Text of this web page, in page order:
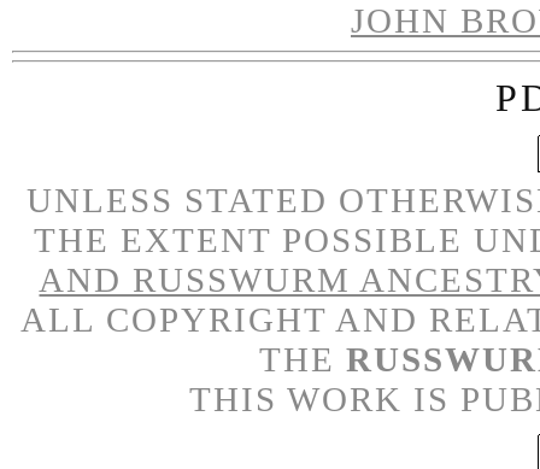
JOHN
UNLESS STATED
THE EXTENT POSSIBLE
AND RUSSWURM
ALL COPYRIGHT AND
THE
THIS WORK IS